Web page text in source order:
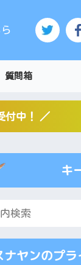
質問箱
付中！ ／
キー
ナヤンのプ